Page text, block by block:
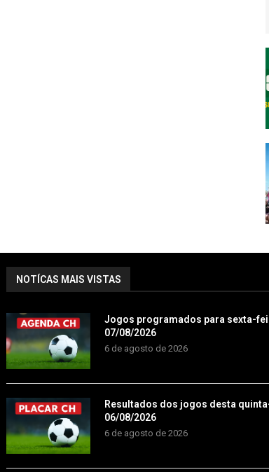
NOTÍCAS MAIS VISTAS
Jogos programados para sexta-
07/08/2026
6 de agosto de 2026
Resultados dos jogos desta
06/08/2026
6 de agosto de 2026